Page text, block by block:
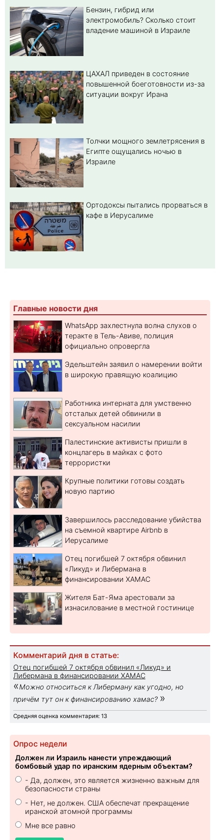
Бензин, гибрид или
электромобиль? Cколько стоит
владение машиной в Израиле
ЦАХАЛ приведен в состояние
повышенной боеготовности из-за
ситуации вокруг Ирана
Толчки мощного землетрясения в
Египте ощущались ночью в
Израиле
Ортодоксы пытались прорваться в
кафе в Иерусалиме
Главные новости дня
WhatsApp захлестнула волна слухов о
теракте в Тель-Авиве, полиция
официально опровергла
Эдельштейн заявил о намерении войти
в широкую правящую коалицию
Работника интерната для умственно
отсталых детей обвинили в
сексуальном насилии
Палестинские активисты пришли в
концлагерь в майках с фото
террористки
Крупные политики готовы создать
новую партию
Завершилось расследование убийства
на съемной квартире Airbnb в
Иерусалиме
Отец погибшей 7 октября обвинил
«Ликуд» и Либермана в
финансировании ХАМАС
Жителя Бат-Яма арестовали за
изнасилование в местной гостинице
Комментарий дня в статье:
Отец погибшей 7 октября обвинил «Ликуд» и
Либермана в финансировании ХАМАС
«Можно относиться к Либерману как угодно, но
причём тут он к финансированию хамас? »
Средняя оценка комментария: 13
Опрос недели
Должен ли Израиль нанести упреждающий
бомбовый удар по иранским ядерным объектам?
- Да, должен, это является жизненно важным для
безопасности страны
- Нет, не должен. США обеспечат прекращение
иранской атомной программы
Мне все равно